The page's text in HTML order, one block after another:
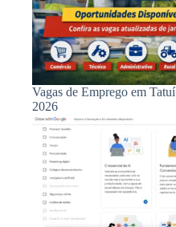
Vagas de Emprego em
2026